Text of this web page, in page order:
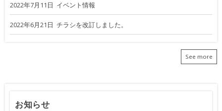
2022年7月11日 イベント情報
2022年6月21日 チラシを改訂しました。
See more
お知らせ